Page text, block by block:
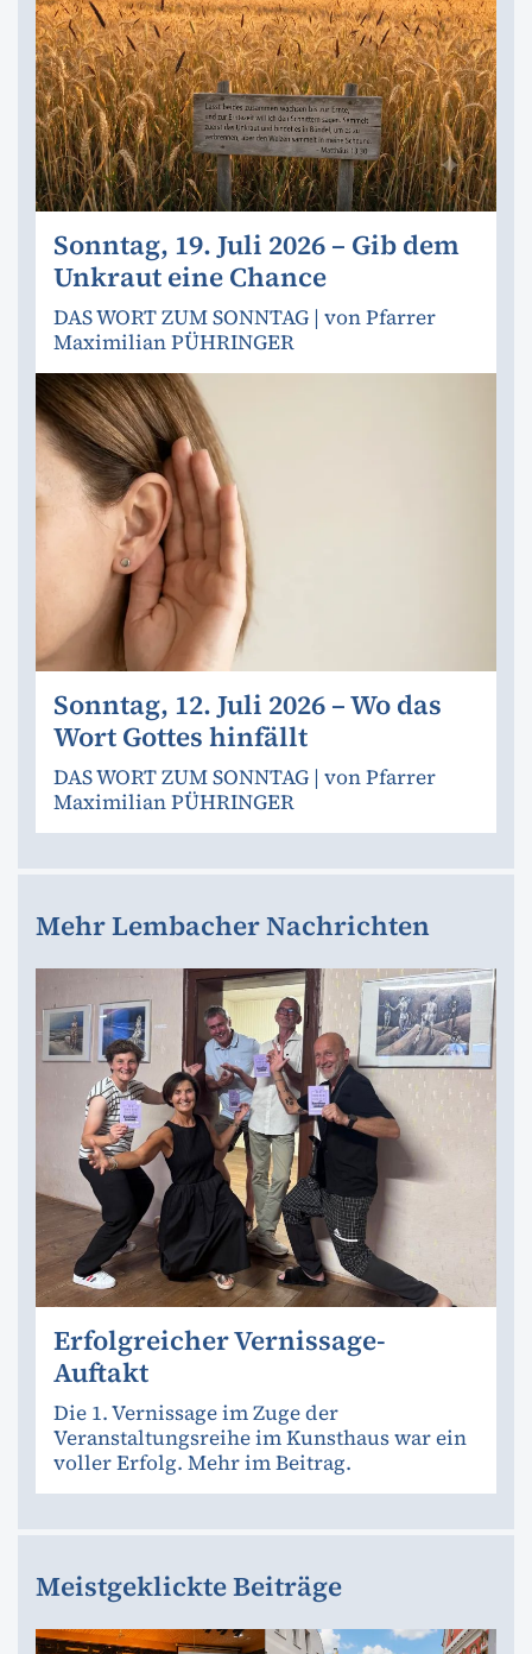
Sonntag, 19. Juli 2026 – Gib dem
Unkraut eine Chance
DAS WORT ZUM SONNTAG | von Pfarrer
Maximilian PÜHRINGER
Sonntag, 12. Juli 2026 – Wo das
Wort Gottes hinfällt
DAS WORT ZUM SONNTAG | von Pfarrer
Maximilian PÜHRINGER
Mehr Lembacher Nachrichten
Erfolgreicher Vernissage-
Auftakt
Die 1. Vernissage im Zuge der
Veranstaltungsreihe im Kunsthaus war ein
voller Erfolg. Mehr im Beitrag.
Meistgeklickte Beiträge